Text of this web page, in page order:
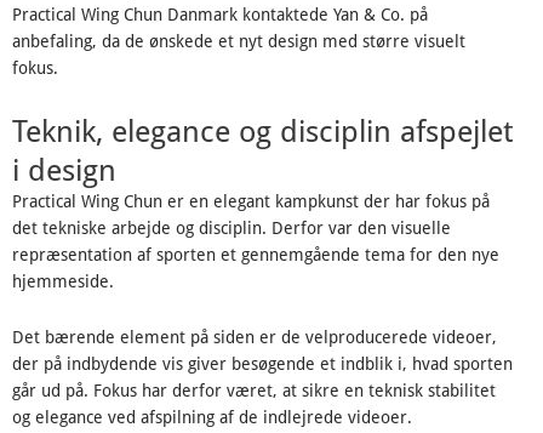
Practical Wing Chun Danmark kontaktede Yan & Co. på
anbefaling, da de ønskede et nyt design med større visuelt
fokus.
Teknik, elegance og disciplin afspejlet
i design
Practical Wing Chun er en elegant kampkunst der har fokus på
det tekniske arbejde og disciplin. Derfor var den visuelle
repræsentation af sporten et gennemgående tema for den nye
hjemmeside.
Det bærende element på siden er de velproducerede videoer,
der på indbydende vis giver besøgende et indblik i, hvad sporten
går ud på. Fokus har derfor været, at sikre en teknisk stabilitet
og elegance ved afspilning af de indlejrede videoer.